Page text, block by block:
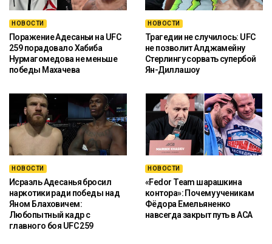
НОВОСТИ
Поражение Адесаньи на UFC
259 порадовало Хабиба
Нурмагомедова не меньше
победы Махачева
НОВОСТИ
Трагедии не случилось: UFC
не позволит Алджамейну
Стерлингу сорвать супербой
Ян-Диллашоу
НОВОСТИ
Исраэль Адесанья бросил
наркотики ради победы над
Яном Блаховичем:
Любопытный кадр с
главного боя UFC 259
НОВОСТИ
«Fedor Team шарашкина
контора»: Почему ученикам
Фёдора Емельяненко
навсегда закрыт путь в ACA